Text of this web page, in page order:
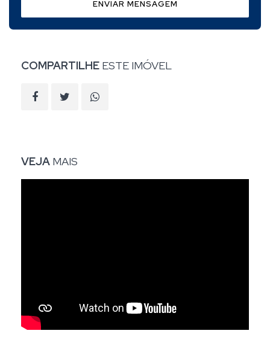
ENVIAR MENSAGEM
COMPARTILHE ESTE IMÓVEL
VEJA MAIS